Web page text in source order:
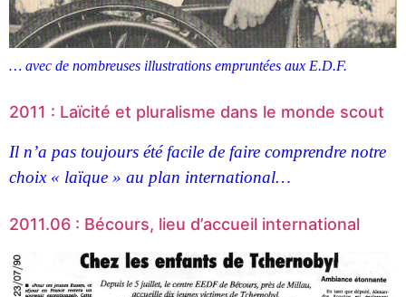
… avec de nombreuses illustrations empruntées aux E.D.F.
2011 : Laïcité et pluralisme dans le monde scout
Il n’a pas toujours été facile de faire comprendre notre
choix « laïque » au plan international…
2011.06 : Bécours, lieu d’accueil international